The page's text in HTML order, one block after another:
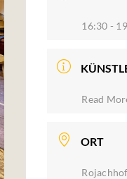
16:30 -
Read
ORT
Rojachhof